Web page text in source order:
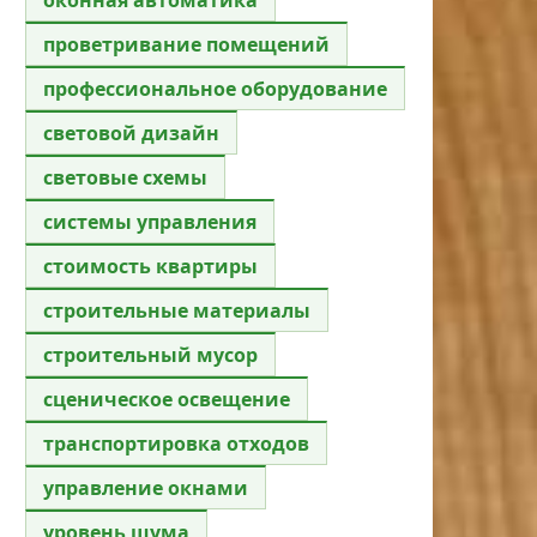
проветривание помещений
профессиональное оборудование
световой дизайн
световые схемы
системы управления
стоимость квартиры
строительные материалы
строительный мусор
сценическое освещение
транспортировка отходов
управление окнами